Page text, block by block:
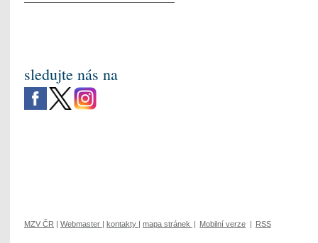
sledujte nás na
MZV ČR | Webmaster | kontakty | mapa stránek | Mobilní verze | RSS